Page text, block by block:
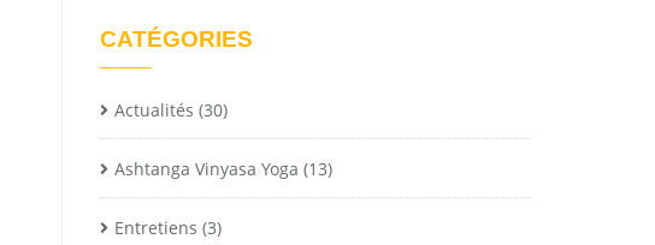
CATÉGORIES
Actualités (30)
Ashtanga Vinyasa Yoga (13)
Entretiens (3)